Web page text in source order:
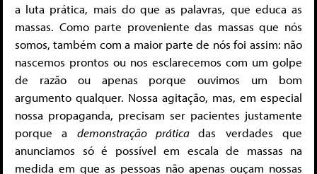
a luta prática, mais do que as palavras, que educa as
massas. Como parte proveniente das massas que nós
somos, também com a maior parte de nós foi assim: não
nascemos prontos ou nos esclarecemos com um golpe
de razão ou apenas porque ouvimos um bom
argumento qualquer. Nossa agitação, mas, em especial
nossa propaganda, precisam ser pacientes justamente
porque a demonstração práticadas verdades que
anunciamos só é possível em escala de massas na
medida em que as pessoas não apenas ouçam nossas